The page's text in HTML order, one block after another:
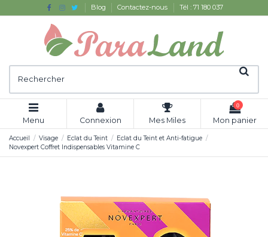
Blog Contactez-nous Tél : 71 180 037
Menu Connexion Mes Miles
0
Mon panier
Accueil Visage Eclat du Teint
Eclat du Teint et Anti-fatigue
Novexpert Coffret Indispensables Vitamine C